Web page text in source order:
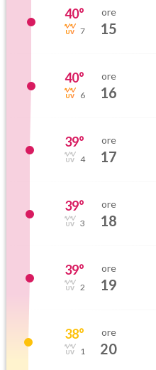
40°
7
ore
15
40°
6
ore
16
39°
4
ore
17
39°
3
ore
18
39°
2
ore
19
38°
1
ore
20